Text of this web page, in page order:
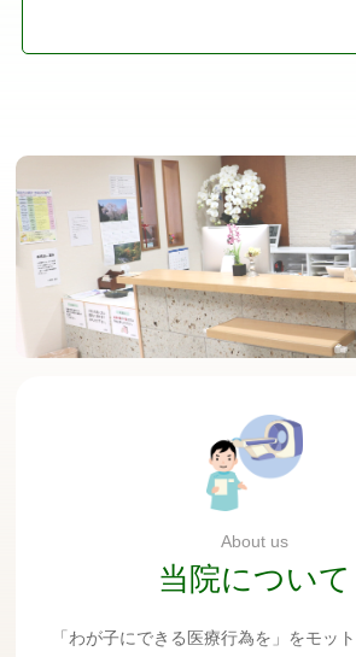
います。
About us
当院について
「わが子にできる医療行為を」をモット